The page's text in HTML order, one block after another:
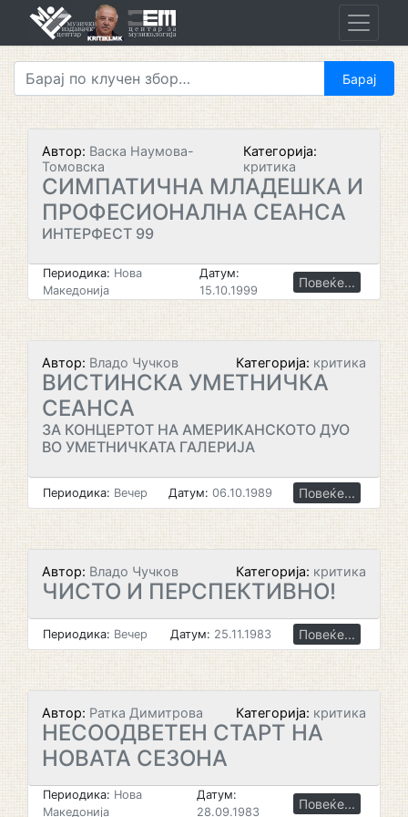
Автор: Васка Наумова-
Томовска
Категорија:
критика
СИМПАТИЧНА МЛАДЕШКА И
ПРОФЕСИОНАЛНА СЕАНСА
ИНТЕРФЕСТ 99
Периодика: Нова
Македонија
Датум:
15.10.1999
Повеќе...
Автор: Владо Чучков Категорија: критика
ВИСТИНСКА УМЕТНИЧКА
СЕАНСА
ЗА КОНЦЕРТОТ НА АМЕРИКАНСКОТО ДУО
ВО УМЕТНИЧКАТА ГАЛЕРИЈА
Периодика: Вечер Датум: 06.10.1989 Повеќе...
Автор: Владо Чучков Категорија: критика
ЧИСТО И ПЕРСПЕКТИВНО!
Периодика: Вечер Датум: 25.11.1983 Повеќе...
Автор: Ратка Димитрова Категорија: критика
НЕСООДВЕТЕН СТАРТ НА
НОВАТА СЕЗОНА
Периодика: Нова
Македонија
Датум:
28.09.1983
Повеќе...